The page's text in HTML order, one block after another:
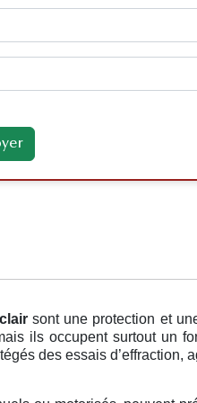
sont une protection et
ils occupent surtout un
des essais d’effraction,